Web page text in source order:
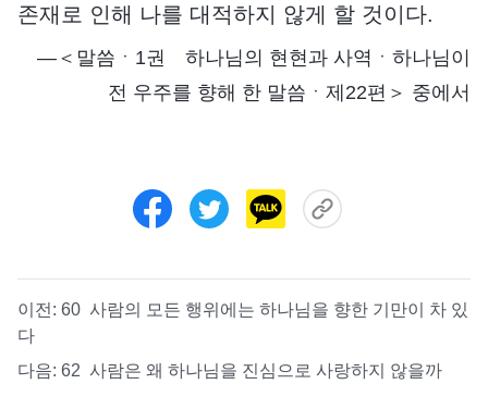
존재로 인해 나를 대적하지 않게 할 것이다.
―＜말씀ㆍ1권 하나님의 현현과 사역ㆍ하나님이
전 우주를 향해 한 말씀ㆍ제22편＞ 중에서
이전: 60 사람의 모든 행위에는 하나님을 향한 기만이 차 있
다
다음: 62 사람은 왜 하나님을 진심으로 사랑하지 않을까